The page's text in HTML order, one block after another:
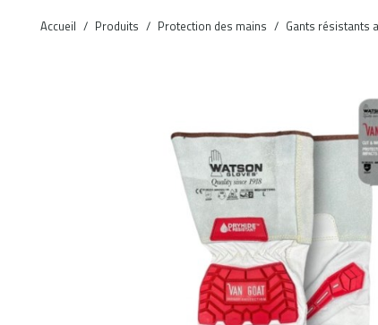
Accueil / Produits / Protection des mains / Gants résistants